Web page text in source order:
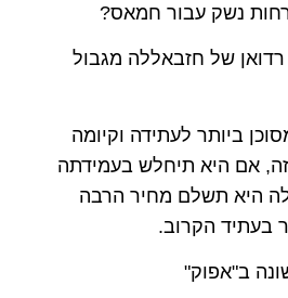
נשק עבור חמאס?
רדואן של חזבאללה מגבול
ביותר לעתידה וקיומה
אם היא תיחלש בעמידתה
היא תשלם מחיר הרבה
בעתיד הקרוב.
ב"אפוק"